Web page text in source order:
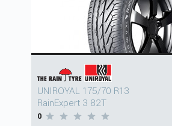
UNIROYAL 175/70 R13
RainExpert 3 82T
0